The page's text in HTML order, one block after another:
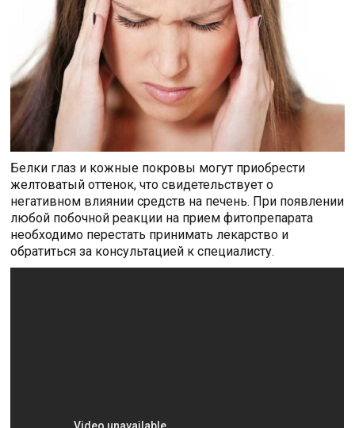
Белки глаз и кожные покровы могут приобрести
желтоватый оттенок, что свидетельствует о
негативном влиянии средств на печень. При появлении
любой побочной реакции на прием фитопрепарата
необходимо перестать принимать лекарство и
обратиться за консультацией к специалисту.